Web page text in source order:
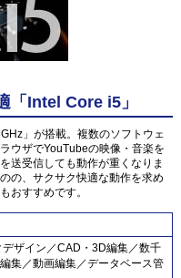
「Intel Core i5」
」が搭載。複数のソフトウェ
ウザでYouTubeの映像・音楽を
送受信しても動作が重くなりま
の、サクサク快適な動作を求め
おすすめです。
ザイン／CAD・3D編集／数千
集／動画編集／データベース管